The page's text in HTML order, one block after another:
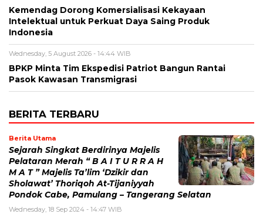
Kemendag Dorong Komersialisasi Kekayaan
Intelektual untuk Perkuat Daya Saing Produk
Indonesia
Wednesday, 5 August 2026 - 14:44 WIB
BPKP Minta Tim Ekspedisi Patriot Bangun Rantai
Pasok Kawasan Transmigrasi
BERITA TERBARU
Berita Utama
Sejarah Singkat Berdirinya Majelis
Pelataran Merah “ B A I T U R R A H
M A T ” Majelis Ta’lim ‘Dzikir dan
Sholawat’ Thoriqoh At-Tijaniyyah
Pondok Cabe, Pamulang – Tangerang Selatan
Wednesday, 18 Sep 2024 - 14:47 WIB